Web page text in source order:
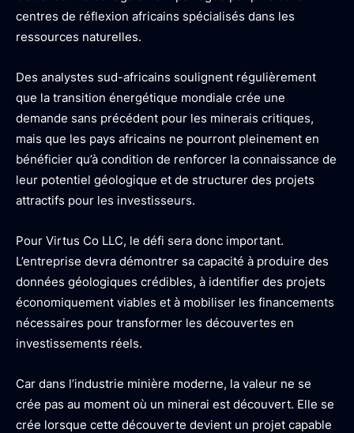
centres de réflexion africains spécialisés dans les
ressources naturelles.
Des analystes sud-africains soulignent régulièrement
que la transition énergétique mondiale crée une
demande sans précédent pour les minerais critiques,
mais que les pays africains ne pourront pleinement en
bénéficier qu’à condition de renforcer la connaissance de
leur potentiel géologique et de structurer des projets
attractifs pour les investisseurs.
Pour Virtus Co LLC, le défi sera donc important.
L’entreprise devra démontrer sa capacité à produire des
données géologiques crédibles, à identifier des projets
économiquement viables et à mobiliser les financements
nécessaires pour transformer les découvertes en
investissements réels.
Car dans l’industrie minière moderne, la valeur ne se
crée pas au moment où un minerai est découvert. Elle se
crée lorsque cette découverte devient un projet capable